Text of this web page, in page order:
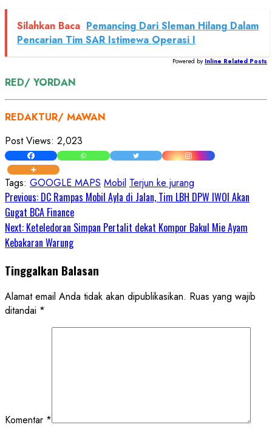
Silahkan Baca Pemancing Dari Sleman Hilang Dalam
Pencarian Tim SAR Istimewa Operasi I
Powered by Inline Related Posts
RED/ YORDAN
REDAKTUR/ MAWAN
Post Views: 2,023
Tags: GOOGLE MAPS Mobil Terjun ke jurang
Continue
Reading
Previous: DC Rampas Mobil Ayla di Jalan, Tim LBH DPW IWOI Akan
Gugat BCA Finance
Next: Keteledoran Simpan Pertalit dekat Kompor Bakul Mie Ayam
Kebakaran Warung
Tinggalkan Balasan
Alamat email Anda tidak akan dipublikasikan. Ruas yang wajib
ditandai *
Komentar *